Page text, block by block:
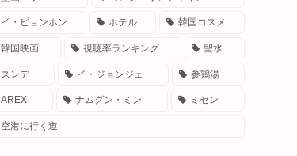
イ・ビョンホン ホテル 韓国コスメ
韓国映画 視聴率ランキング 聖水
スンデ イ・ジョンジェ 参鶏湯
AREX ナムグン・ミン ミセン
空港に行く道